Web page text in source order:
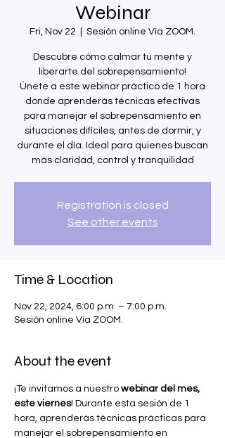
Webinar
Fri, Nov 22 Sesión online Vía ZOOM.
Descubre cómo calmar tu mente y
liberarte del sobrepensamiento!
Únete a este webinar práctico de 1 hora
donde aprenderás técnicas efectivas
para manejar el sobrepensamiento en
situaciones difíciles, antes de dormir, y
durante el día. Ideal para quienes buscan
más claridad, control y tranquilidad
Registration is closed
See other events
Time & Location
Nov 22, 2024, 6:00 p.m. – 7:00 p.m.
Sesión online Vía ZOOM.
About the event
¡Te invitamos a nuestro webinar del mes,
este viernes! Durante esta sesión de 1
hora, aprenderás técnicas prácticas para
manejar el sobrepensamiento en